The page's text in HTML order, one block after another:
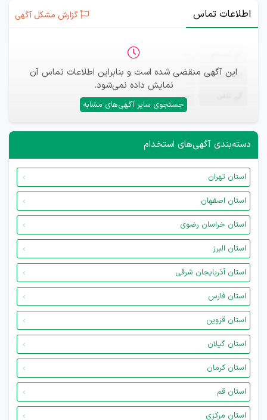
اطلاعات تماس گزارش مشکل آگهی
این آگهی منقضی شده است و بنابراین اطلاعات تماس آن
نمایش داده نمی‌شود.
جستجوی سایر آگهی‌های مشابه
ایمیل —
—
دسته‌بندی آگهی‌های استخدام
استان تهران
استان اصفهان
استان خراسان رضوی
استان البرز
استان آذربایجان شرقی
استان فارس
استان قزوین
استان گیلان
استان کرمان
استان قم
استان مرکزی